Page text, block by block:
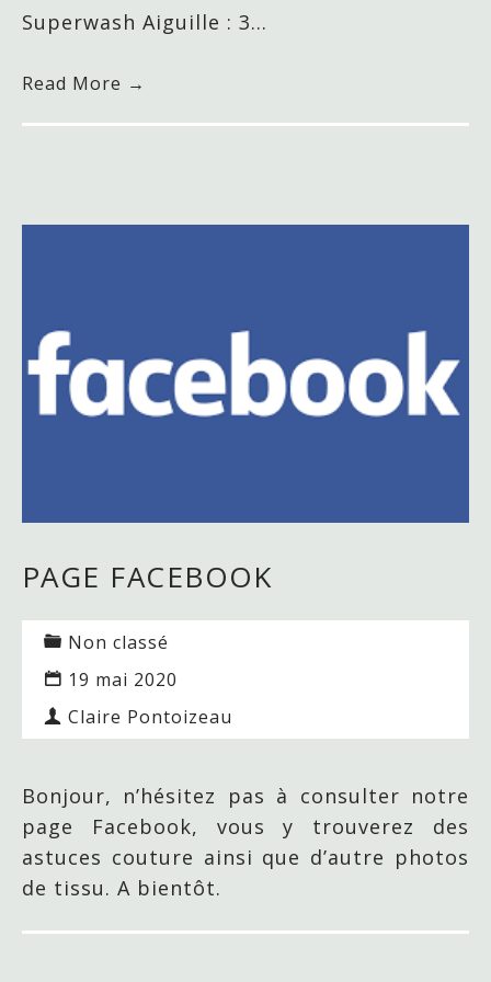
Superwash Aiguille : 3…
Read More →
PAGE FACEBOOK
Non classé
19 mai 2020
Claire Pontoizeau
Bonjour, n’hésitez pas à consulter notre
page Facebook, vous y trouverez des
astuces couture ainsi que d’autre photos
de tissu. A bientôt.